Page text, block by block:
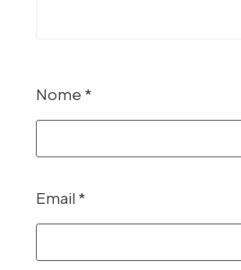
Nome *
Email *